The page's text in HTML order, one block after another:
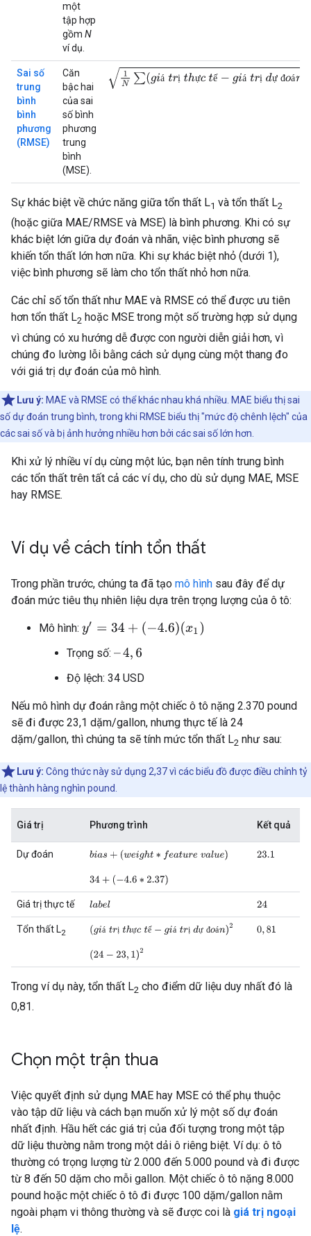
một
tập hợp
gồm N
ví dụ.
Sai số
trung
bình
bình
phương
(RMSE)
Căn
bậc hai
của sai
số bình
phương
trung
bình
(MSE).
á ị ự ế á ị ự đ á
N∑(giátrịthựctế−giátrịdựđoán)2
Sự khác biệt về chức năng giữa tổn thất L1 và tổn thất L2
(hoặc giữa MAE/RMSE và MSE) là bình phương. Khi có sự
khác biệt lớn giữa dự đoán và nhãn, việc bình phương sẽ
khiến tổn thất lớn hơn nữa. Khi sự khác biệt nhỏ (dưới 1),
việc bình phương sẽ làm cho tổn thất nhỏ hơn nữa.
Các chỉ số tổn thất như MAE và RMSE có thể được ưu tiên
hơn tổn thất L2 hoặc MSE trong một số trường hợp sử dụng
vì chúng có xu hướng dễ được con người diễn giải hơn, vì
chúng đo lường lỗi bằng cách sử dụng cùng một thang đo
với giá trị dự đoán của mô hình.
Lưu ý: MAE và RMSE có thể khác nhau khá nhiều. MAE biểu thị sai
số dự đoán trung bình, trong khi RMSE biểu thị "mức độ chênh lệch" của
các sai số và bị ảnh hưởng nhiều hơn bởi các sai số lớn hơn.
Khi xử lý nhiều ví dụ cùng một lúc, bạn nên tính trung bình
các tổn thất trên tất cả các ví dụ, cho dù sử dụng MAE, MSE
hay RMSE.
Ví dụ về cách tính tổn thất
Trong phần trước, chúng ta đã tạo mô hình sau đây để dự
đoán mức tiêu thụ nhiên liệu dựa trên trọng lượng của ô tô:
Mô hình: y′= 34 +(− 4.6 ( x1)
Trọng số: –4,6
Độ lệch: 34 USD
Nếu mô hình dự đoán rằng một chiếc ô tô nặng 2.370 pound
sẽ đi được 23,1 dặm/gallon, nhưng thực tế là 24
dặm/gallon, thì chúng ta sẽ tính mức tổn thất L2 như sau:
Lưu ý: Công thức này sử dụng 2,37 vì các biểu đồ được điều chỉnh tỷ
lệ thành hàng nghìn pound.
Giá trị Phương trình Kết quả
Dự đoán bias +(weight∗ fe atureva lue)
34+( −4.6∗ 2.37)
23.1
Giá trị thực tế label 24
Tổn thất L2 á ị ự ế á ị ự đ á
(giá trị thực tế−g átr dựđoán)2
(24 −23,1 )2
0,81
Trong ví dụ này, tổn thất L2 cho điểm dữ liệu duy nhất đó là
0,81.
Chọn một trận thua
Việc quyết định sử dụng MAE hay MSE có thể phụ thuộc
vào tập dữ liệu và cách bạn muốn xử lý một số dự đoán
nhất định. Hầu hết các giá trị của đối tượng trong một tập
dữ liệu thường nằm trong một dải ô riêng biệt. Ví dụ: ô tô
thường có trọng lượng từ 2.000 đến 5.000 pound và đi được
từ 8 đến 50 dặm cho mỗi gallon. Một chiếc ô tô nặng 8.000
pound hoặc một chiếc ô tô đi được 100 dặm/gallon nằm
ngoài phạm vi thông thường và sẽ được coi là giá trị ngoại
lệ.